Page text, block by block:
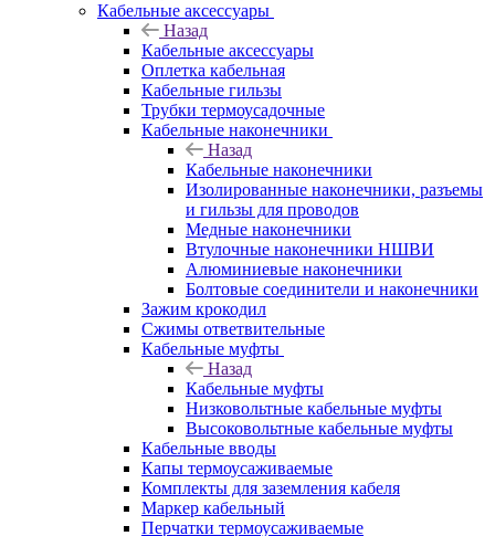
Кабельные аксессуары
Назад
Кабельные аксессуары
Оплетка кабельная
Кабельные гильзы
Трубки термоусадочные
Кабельные наконечники
Назад
Кабельные наконечники
Изолированные наконечники, разъемы
и гильзы для проводов
Медные наконечники
Втулочные наконечники НШВИ
Алюминиевые наконечники
Болтовые соединители и наконечники
Зажим крокодил
Сжимы ответвительные
Кабельные муфты
Назад
Кабельные муфты
Низковольтные кабельные муфты
Высоковольтные кабельные муфты
Кабельные вводы
Капы термоусаживаемые
Комплекты для заземления кабеля
Маркер кабельный
Перчатки термоусаживаемые